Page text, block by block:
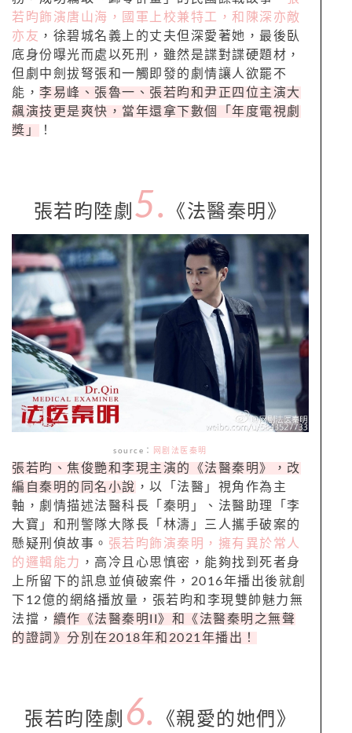
若昀飾演唐山海，國軍上校兼特工，和陳深亦敵
亦友 ，徐碧城名義上的丈夫但深愛著她，最後臥
底身份曝光而處以死刑，雖然是諜對諜硬題材，
但劇中劍拔弩張和一觸即發的劇情讓人欲罷不
能， 李易峰、張魯一、張若昀和尹正四位主演大
飆演技更是爽快，當年還拿下數個「年度電視劇
獎」
！
張若昀陸劇 5. 《法醫秦明》
source ： 网剧法医秦明
張若昀、焦俊艷和李現主演的《法醫秦明》，改
編自秦明的同名小說 ，以「法醫」視角作為主
軸，劇情描述法醫科長「秦明」、法醫助理「李
大寶」和刑警隊大隊長「林濤」三人攜手破案的
懸疑刑偵故事。 張若昀飾演秦明，擁有異於常人
的邏輯能力 ，高冷且心思慎密，能夠找到死者身
上所留下的訊息並偵破案件， 2016年播出後就創
下 12億的網絡播放量，張若昀和李現雙帥魅力無
法擋， 續作《法醫秦明
》和《法醫秦明之無聲
的證詞》分別在 2018年和 2021 年播出！
張若昀陸劇 6. 《親愛的她們》